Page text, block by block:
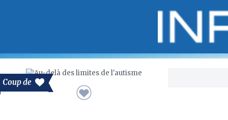
Coup de